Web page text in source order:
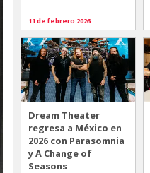
11 de febrero 2026
Dream Theater
regresa a México en
2026 con Parasomnia
y A Change of
Seasons